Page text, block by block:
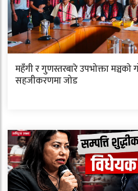
महँगी र गुणस्तरबारे उपभोक्ता मञ्चको
सहजीकरणमा जोड